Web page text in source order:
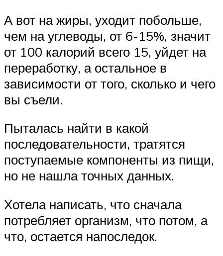
А вот на жиры, уходит побольше,
чем на углеводы, от 6-15%, значит
от 100 калорий всего 15, уйдет на
переработку, а остальное в
зависимости от того, сколько и чего
вы съели.
Пыталась найти в какой
последовательности, тратятся
поступаемые компоненты из пищи,
но не нашла точных данных.
Хотела написать, что сначала
потребляет организм, что потом, а
что, остается напоследок.